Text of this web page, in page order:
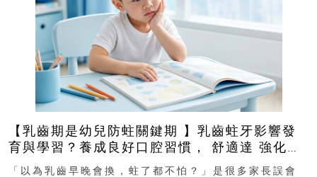
【乳齒期是幼兒防蛀關鍵期 】乳齒蛀牙影響發
育與學習？養成良好口腔習慣， 舒適達 強化琺
瑯質 兒童牙膏防護指南
「以為乳齒早晚會換，蛀了都不怕？」是很多家長誤會